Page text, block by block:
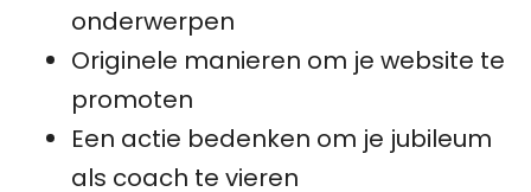
onderwerpen
Originele manieren om je website te
promoten
Een actie bedenken om je jubileum
als coach te vieren